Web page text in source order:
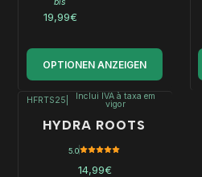
19,99€
OPTIONEN ANZEIGEN
HFRTS25 Inclui IVA à taxa em
vigor
HYDRA ROOTS
5.0
14,99€